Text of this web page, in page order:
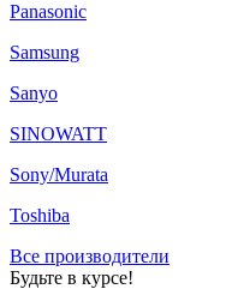
Panasonic
Samsung
Sanyo
SINOWATT
Sony/Murata
Toshiba
Все производители
Будьте в курсе!